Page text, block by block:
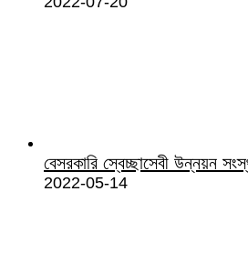
বেসরকারি স্বেচ্ছাসেবী উন্নয়ন
2022-05-14